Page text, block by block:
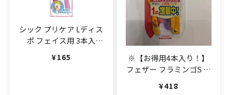
シック プリケア Lディス
ポ フェイス用 3本入
通常価格
¥165
※【お得用4本入り！】
フェザー フラミンゴS フ
(JAN:4902470170275)
通常価格
¥418